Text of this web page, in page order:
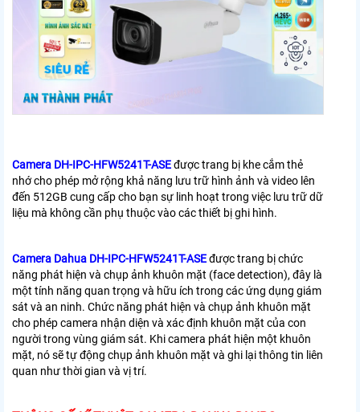
Camera DH-IPC-HFW5241T-ASEđược trang bị khe cắm thẻ
nhớ cho phép mở rộng khả năng lưu trữ hình ảnh và video lên
đến 512GB cung cấp cho bạn sự linh hoạt trong việc lưu trữ dữ
liệu mà không cần phụ thuộc vào các thiết bị ghi hình.
Camera Dahua DH-IPC-HFW5241T-ASEđược trang bị chức
năng phát hiện và chụp ảnh khuôn mặt (face detection), đây là
một tính năng quan trọng và hữu ích trong các ứng dụng giám
sát và an ninh. Chức năng phát hiện và chụp ảnh khuôn mặt
cho phép camera nhận diện và xác định khuôn mặt của con
người trong vùng giám sát. Khi camera phát hiện một khuôn
mặt, nó sẽ tự động chụp ảnh khuôn mặt và ghi lại thông tin liên
quan như thời gian và vị trí.